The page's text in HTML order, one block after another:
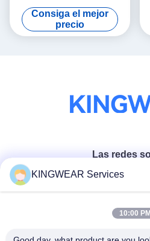
acondicionamiento físico
elegante / ligero con llamada
Bluetooth
Consiga el mejor
precio
Las redes
Contacto
KINGWEAR Services
10:00 PM